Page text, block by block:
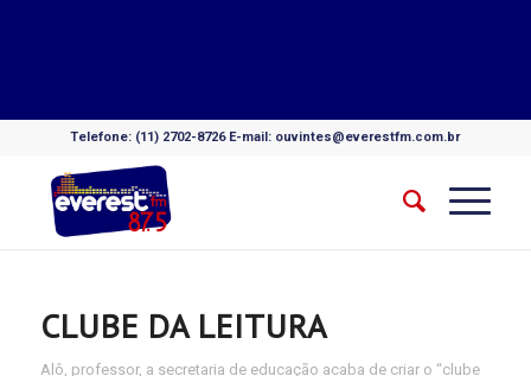
Telefone: (11) 2702-8726 E-mail: ouvintes@everestfm.com.br
CLUBE DA LEITURA
Alô, professor, a secretaria de educação acaba de criar o “clube